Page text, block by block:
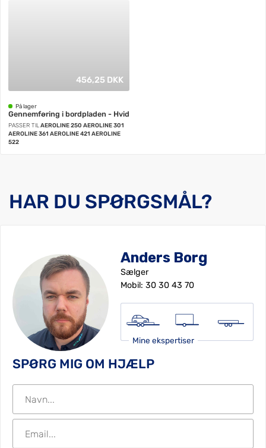
456,25 DKK
På lager
Gennemføring i bordpladen - Hvid
PASSER TIL AEROLINE 250 AEROLINE 301
AEROLINE 361 AEROLINE 421 AEROLINE
522
HAR DU SPØRGSMÅL?
Anders Borg
Sælger
Mobil:30 30 43 70
Mine ekspertiser
SPØRG MIG OM HJÆLP